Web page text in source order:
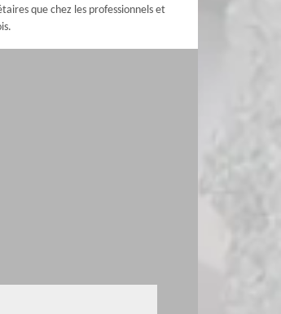
que chez les professionnels et